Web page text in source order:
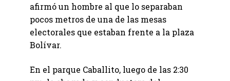
afirmó un hombre al que lo separaban
pocos metros de una de las mesas
electorales que estaban frente a la plaza
Bolívar.
En el parque Caballito, luego de las 2:30